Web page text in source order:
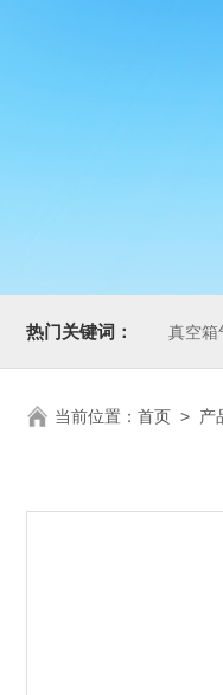
热门关键词： 真空箱
当前位置： 首页 > 产